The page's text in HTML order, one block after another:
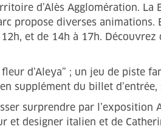
d’Alès Agglomération.
propose diverses
et de 14h à 17h.
d’Aleya” ; un jeu de
supplément du billet d’entrée,
surprendre par
et designer italien et de